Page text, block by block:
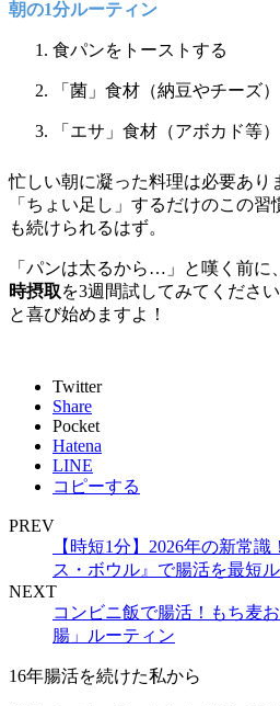
朝の1分ルーティン
食パンをトーストする
「菌」食材（納豆やチーズ
「エサ」食材（アボカド等
忙しい朝に凝った料理は必要あり
「ちょい足し」するだけのこの
も続けられるはず。
「パンは太るから…」と嘆く前に
時摂取を3週間試してみてくださ
と喜び始めますよ！
Twitter
Share
Pocket
Hatena
LINE
コピーする
PREV
【時短1分】2026年の新常
ス・ボウル』で腸活を最短
NEXT
コンビニ飯で腸活！もち麦
腸」ルーティン
16年腸活を続けた私から